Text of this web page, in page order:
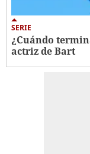
SERIE
¿Cuándo
actriz de Bart